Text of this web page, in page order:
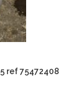
ref 75472408